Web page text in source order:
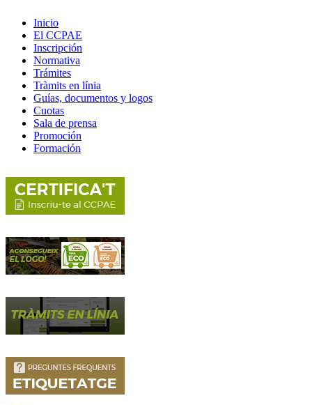
Inicio
El CCPAE
Inscripción
Normativa
Trámites
Tràmits en línia
Guías, documentos y logos
Cuotas
Sala de prensa
Promoción
Formación